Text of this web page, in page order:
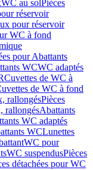
WC au solPièces
réservoir
pour réservoir
WC à fond
pour Abattants
WCWC adaptés
Cuvettes de WC à
de WC à fond
rallongésPièces
rallongésAbattants
WC adaptés
WCLunettes
WC pour
WC suspendusPièces
détachées pour WC